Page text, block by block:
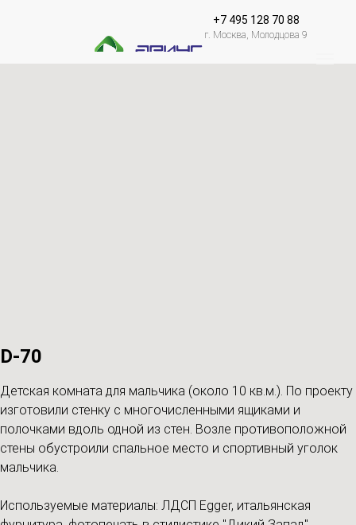
+7 495 128 70 88
г. Москва, Молодцова 9
D-70
Детская комната для мальчика (около 10 кв.м.). По проекту
изготовили стенку с многочисленными ящиками и
полочками вдоль одной из стен. Возле противоположной
стены обустроили спальное место и спортивный уголок
мальчика.
Используемые материалы: ЛДСП Egger, итальянская